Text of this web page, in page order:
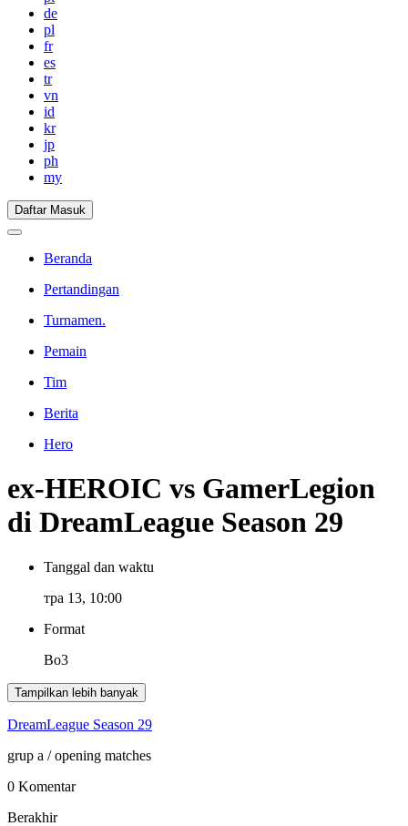
de
pl
fr
es
tr
vn
id
kr
jp
ph
my
Daftar Masuk
Beranda
Pertandingan
Turnamen.
Pemain
Tim
Berita
Hero
ex-HEROIC vs GamerLegion
di DreamLeague Season 29
Tanggal dan waktu
тра 13, 10:00
Format
Bo3
Tampilkan lebih banyak
DreamLeague Season 29
grup a / opening matches
0 Komentar
Berakhir